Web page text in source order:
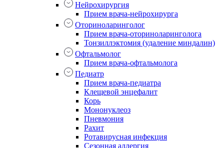
Нейрохирургия
Прием врача-нейрохирурга
Оториноларинголог
Прием врача-оториноларинголога
Тонзиллэктомия (удаление миндалин)
Офтальмолог
Прием врача-офтальмолога
Педиатр
Прием врача-педиатра
Клещевой энцефалит
Корь
Мононуклеоз
Пневмония
Рахит
Ротавирусная инфекция
Сезонная аллергия